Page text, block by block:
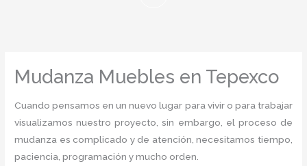
Mudanza Muebles en Tepexco
Cuando pensamos en un nuevo lugar para vivir o para trabajar
visualizamos nuestro proyecto, sin embargo, el proceso de
mudanza es complicado y de atención, necesitamos tiempo,
paciencia, programación y mucho orden.